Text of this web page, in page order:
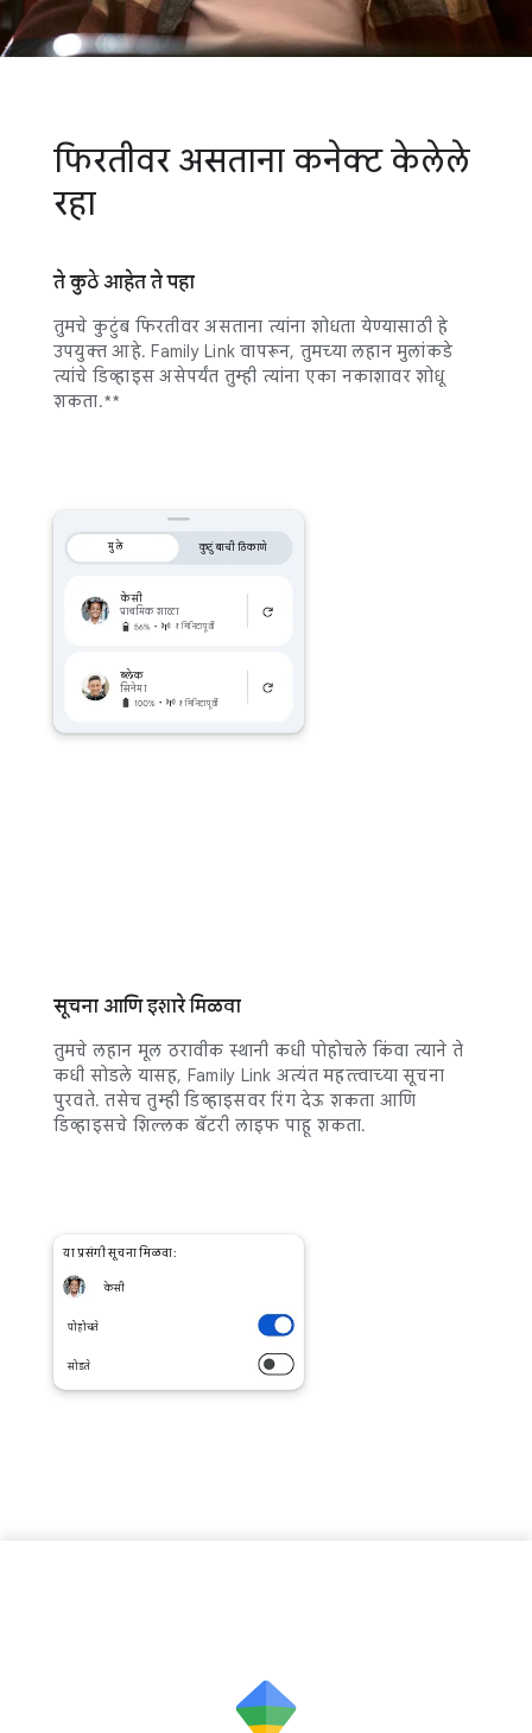
फिरतीवर असताना कनेक्ट केलेले
रहा
ते कुठे आहेत ते पहा
तुमचे कुटुंब फिरतीवर असताना त्यांना शोधता येण्यासाठी हे
उपयुक्त आहे. Family Link वापरून, तुमच्या लहान मुलांकडे
त्यांचे डिव्हाइस असेपर्यंत तुम्ही त्यांना एका नकाशावर शोधू
शकता.**
मुले कुटुंबाची ठिकाणे
केसी
प्राथमिक शाळा
ब्लेक
सिनेमा
१ मिनिटापूर्वी
१ मिनिटापूर्वी
सूचना आणि इशारे मिळवा
तुमचे लहान मूल ठरावीक स्थानी कधी पोहोचले किंवा त्याने ते
कधी सोडले यासह, Family Link अत्यंत महत्त्वाच्या सूचना
पुरवते. तसेच तुम्ही डिव्हाइसवर रिंग देऊ शकता आणि
डिव्हाइसचे शिल्लक बॅटरी लाइफ पाहू शकता.
या प्रसंगी सूचना मिळवा:
केसी
पोहोचते
सोडते